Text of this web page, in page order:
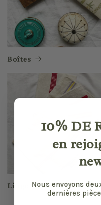
Boîtes
Linge de maison
10% DE
en
Nous envoyons
dernières